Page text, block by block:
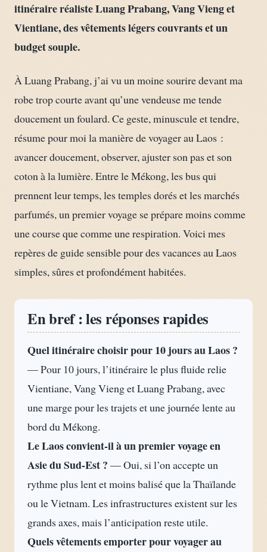
itinéraire réaliste Luang Prabang, Vang Vieng et
Vientiane, des vêtements légers couvrants et un
budget souple.
À Luang Prabang, j’ai vu un moine sourire devant ma
robe trop courte avant qu’une vendeuse me tende
doucement un foulard. Ce geste, minuscule et tendre,
résume pour moi la manière de voyager au Laos :
avancer doucement, observer, ajuster son pas et son
coton à la lumière. Entre le Mékong, les bus qui
prennent leur temps, les temples dorés et les marchés
parfumés, un premier voyage se prépare moins comme
une course que comme une respiration. Voici mes
repères de guide sensible pour des vacances au Laos
simples, sûres et profondément habitées.
En bref : les réponses rapides
Quel itinéraire choisir pour 10 jours au Laos ?
— Pour 10 jours, l’itinéraire le plus fluide relie
Vientiane, Vang Vieng et Luang Prabang, avec
une marge pour les trajets et une journée lente au
bord du Mékong.
Le Laos convient-il à un premier voyage en
Asie du Sud-Est ? — Oui, si l’on accepte un
rythme plus lent et moins balisé que la Thaïlande
ou le Vietnam. Les infrastructures existent sur les
grands axes, mais l’anticipation reste utile.
Quels vêtements emporter pour voyager au